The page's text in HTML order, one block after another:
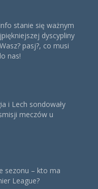
stanie się ważnym
dyscypliny
pasj?, co musi
nas!
i Lech sondowały
meczów u
sezonu – kto ma
League?